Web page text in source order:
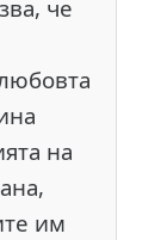
че
на
им